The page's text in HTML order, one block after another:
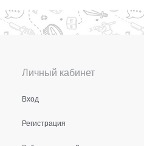
Личный кабинет
Вход
Регистрация